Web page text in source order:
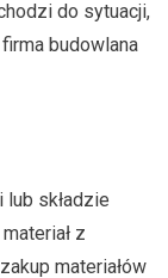
do sytuacji,
budowlana
składzie
z
materiałów